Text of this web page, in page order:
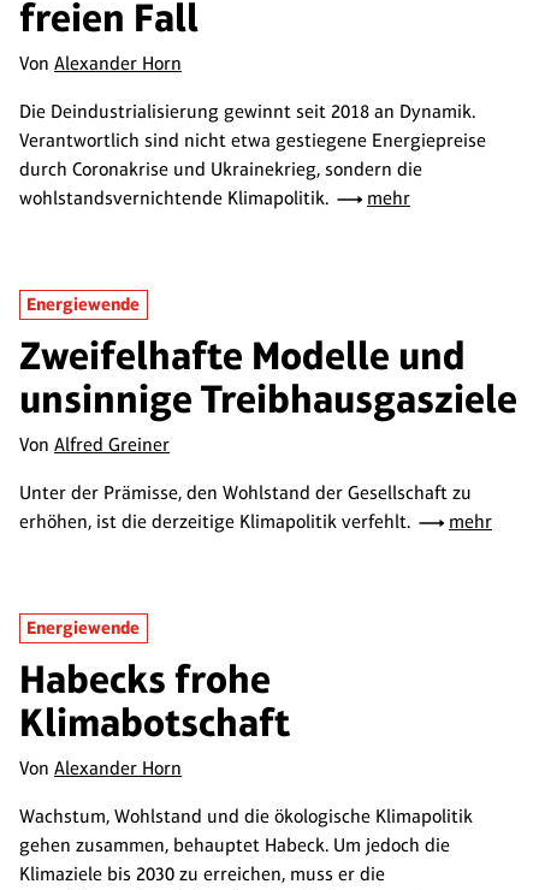
freien Fall
Von Alexander Horn
Die Deindustrialisierung gewinnt seit 2018 an Dynamik.
Verantwortlich sind nicht etwa gestiegene Energiepreise
durch Coronakrise und Ukrainekrieg, sondern die
wohlstandsvernichtende Klimapolitik.
mehr
Energiewende
Zweifelhafte Modelle und
unsinnige Treibhausgasziele
Von Alfred Greiner
Unter der Prämisse, den Wohlstand der Gesellschaft zu
erhöhen, ist die derzeitige Klimapolitik verfehlt.
mehr
Energiewende
Habecks frohe
Klimabotschaft
Von Alexander Horn
Wachstum, Wohlstand und die ökologische Klimapolitik
gehen zusammen, behauptet Habeck. Um jedoch die
Klimaziele bis 2030 zu erreichen, muss er die